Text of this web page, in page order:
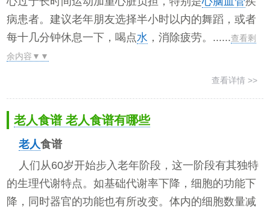
病患者。建议老年朋友选择半小时以内的舞蹈，或者
每十几分钟休息一下，喝点水 ，消除疲劳。......查看剩
余内容▼▼
查看详情 >>
老人食谱 老人食谱有哪些
老人食谱
人们从60岁开始步入老年阶段，这一阶段有其独特
的生理代谢特点。如基础代谢率下降，细胞的功能下
降，同时器官的功能也有所改变。体内的细胞数量减